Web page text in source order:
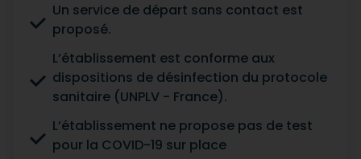
Un service de départ sans contact est
proposé.
L’établissement est conforme aux
dispositions de désinfection du protocole
sanitaire (UNPLV - France).
L’établissement ne propose pas de test
pour la COVID-19 sur place